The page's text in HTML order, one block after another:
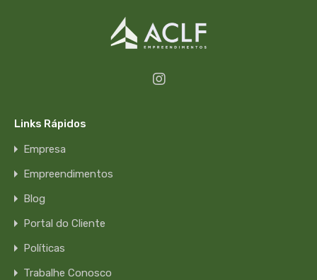
Links Rápidos
Empresa
Empreendimentos
Blog
Portal do Cliente
Políticas
Trabalhe Conosco